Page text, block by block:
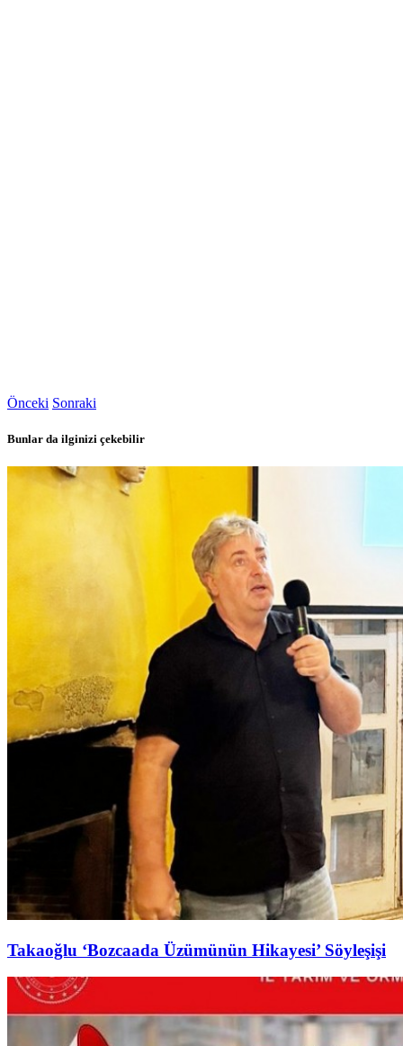
Önceki Sonraki
Bunlar da ilginizi çekebilir
Takaoğlu ‘Bozcaada Üzümünün Hikayesi’ Söyleşişi